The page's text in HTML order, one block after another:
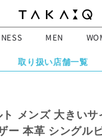
MEN
取り扱い店舗一覧
ト メンズ 大きい
ー 本革 シングル